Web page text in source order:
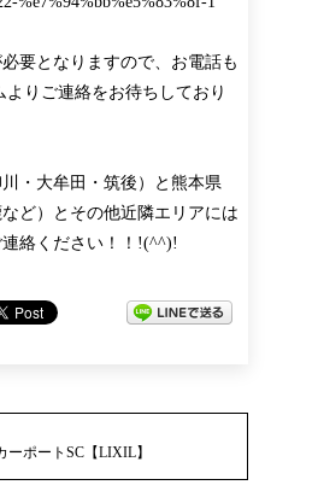
要となりますので、お電話も
よりご連絡をお待ちしており
・大牟田・筑後）と熊本県
ど）とその他近隣エリアには
絡ください！！!(^^)!
ポートSC【LIXIL】